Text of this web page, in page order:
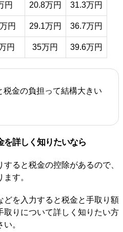
円 20.8万円 31.3万円
円 29.1万円 36.7万円
円 35万円 39.6万円
税金の負担って結構大きい
を詳しく知りたいなら
ると税金の控除があるので、
す。
どを入力すると税金と手取り額
取りについて詳しく知りたい方
。